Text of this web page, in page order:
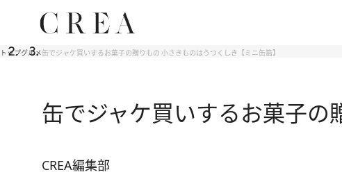
トップグルメ缶でジャケ買いするお菓子の贈りもの 小さきものはうつくしき【ミニ缶篇】
缶でジャケ買いするお菓子の
CREA編集部